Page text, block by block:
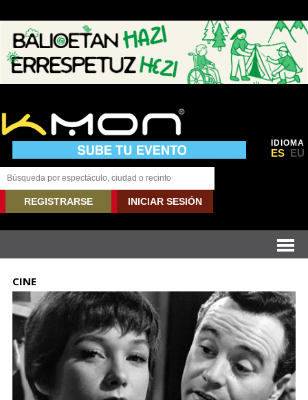
IDIOMA
ES EU
REGISTRARSE INICIAR SESIÓN
CINE